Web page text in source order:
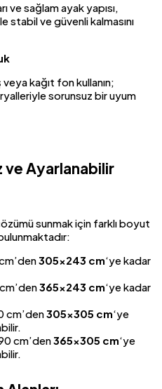
ve sağlam ayak yapısı,
stabil ve güvenli kalmasını
kağıt fon kullanın;
sorunsuz bir uyum
Ayarlanabilir
sunmak için farklı boyut
305×243 cm‘ye kadar
365×243 cm‘ye kadar
cm’den305×305 cm‘ye
cm’den365×305 cm‘ye